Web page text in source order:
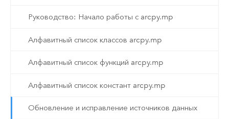
Руководство: Начало работы с arcpy.mp
Алфавитный список классов arcpy.mp
Алфавитный список функций arcpy.mp
Алфавитный список констант arcpy.mp
Обновление и исправление источников данных